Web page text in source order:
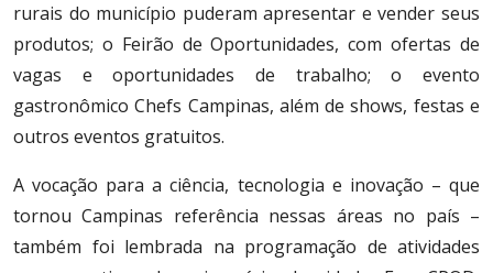
rurais do município puderam apresentar e vender seus
produtos; o Feirão de Oportunidades, com ofertas de
vagas e oportunidades de trabalho; o evento
gastronômico Chefs Campinas, além de shows, festas e
outros eventos gratuitos.
A vocação para a ciência, tecnologia e inovação – que
tornou Campinas referência nessas áreas no país –
também foi lembrada na programação de atividades